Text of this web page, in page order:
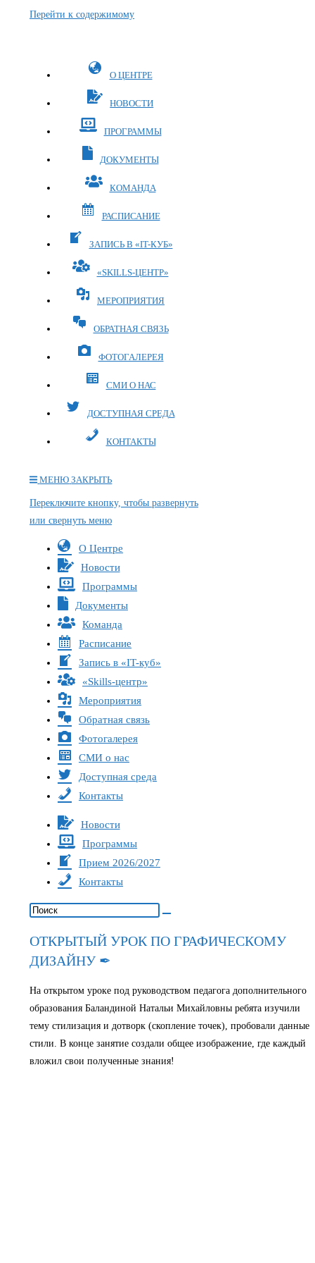
Перейти к содержимому
О ЦЕНТРЕ
НОВОСТИ
ПРОГРАММЫ
ДОКУМЕНТЫ
КОМАНДА
РАСПИСАНИЕ
ЗАПИСЬ В «IT-КУБ»
«SKILLS-ЦЕНТР»
МЕРОПРИЯТИЯ
ОБРАТНАЯ СВЯЗЬ
ФОТОГАЛЕРЕЯ
СМИ О НАС
ДОСТУПНАЯ СРЕДА
КОНТАКТЫ
МЕНЮ ЗАКРЫТЬ
Переключите кнопку, чтобы развернуть
или свернуть меню
О Центре
Новости
Программы
Документы
Команда
Расписание
Запись в «IT-куб»
«Skills-центр»
Мероприятия
Обратная связь
Фотогалерея
СМИ о нас
Доступная среда
Контакты
Новости
Программы
Прием 2026/2027
Контакты
ОТКРЫТЫЙ УРОК ПО ГРАФИЧЕСКОМУ
ДИЗАЙНУ ✒
На открытом уроке под руководством педагога дополнительного
образования Баландиной Натальи Михайловны ребята изучили
тему стилизация и дотворк (скопление точек), пробовали данные
стили. В конце занятие создали общее изображение, где каждый
вложил свои полученные знания!